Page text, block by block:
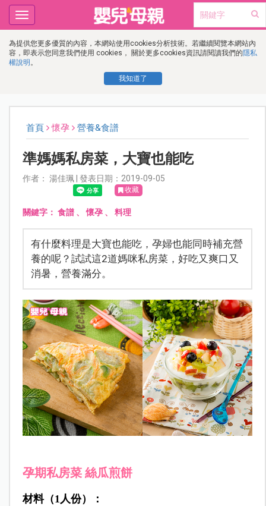
為提供您更多優質的內容，本網站使用cookies分析技術。若繼續閱覽本網站內
容，即表示您同意我們使用 cookies， 關於更多cookies資訊請閱讀我們的隱私
權說明 。
我知道了
Toggle
navigation
首頁 懷孕 營養&食譜
準媽媽私房菜，大寶也能吃
作者： 湯佳珮 | 發表日期：2019-09-05
收藏
關鍵字： 食譜、懷孕、 料理
有什麼料理是大寶也能吃，孕婦也能同時補充營
養的呢？試試這2道媽咪私房菜，好吃又爽口又
消暑，營養滿分。
孕期私房菜 絲瓜煎餅
材料（1人份）：